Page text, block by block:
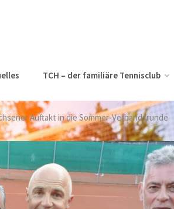
TCH – der familiäre Tennisclub
Auftakt in die Sommer-Verbandsrunde